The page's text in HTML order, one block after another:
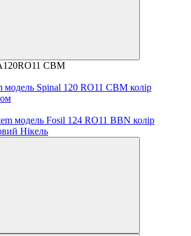
CBM
модель Spinal 120 RO11 CBM колір